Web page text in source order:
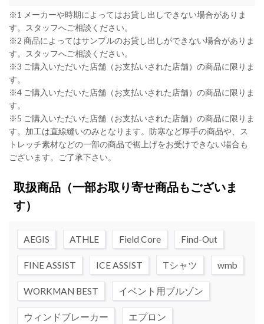
※1 メーカーや時期によってはお貸し出しできない場合がありま
す。スタッフへご相談ください。
※2 商品によってはサンプルのお貸し出しができない場合がありま
す。スタッフへご相談ください。
※3 ご購入いただいた店舗（お支払いされた店舗）の商品に限りま
す。
※4 ご購入いただいた店舗（お支払いされた店舗）の商品に限りま
す。
※5 ご購入いただいた店舗（お支払いされた店舗）の商品に限りま
す。加工は直線縫いのみとなります。防寒など厚手の商品や、ス
トレッチ素材などの一部の商品で裾上げをお受けできない場合も
ございます。ご了承下さい。
取扱商品（一部お取り寄せ商品もございま
す）
AEGIS ATHLE Field Core Find-Out
FINE ASSIST ICE ASSIST Tシャツ wmb
WORKMAN BEST イベント用ブルゾン
ウィンドブレーカー エプロン